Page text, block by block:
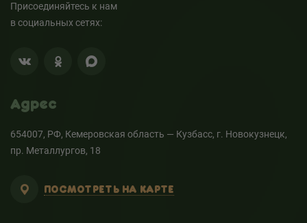
Присоединяйтесь к нам
в социальных сетях:
Адрес
654007, РФ, Кемеровская область — Кузбасс, г. Новокузнецк,
пр. Металлургов, 18
ПОСМОТРЕТЬ НА КАРТЕ